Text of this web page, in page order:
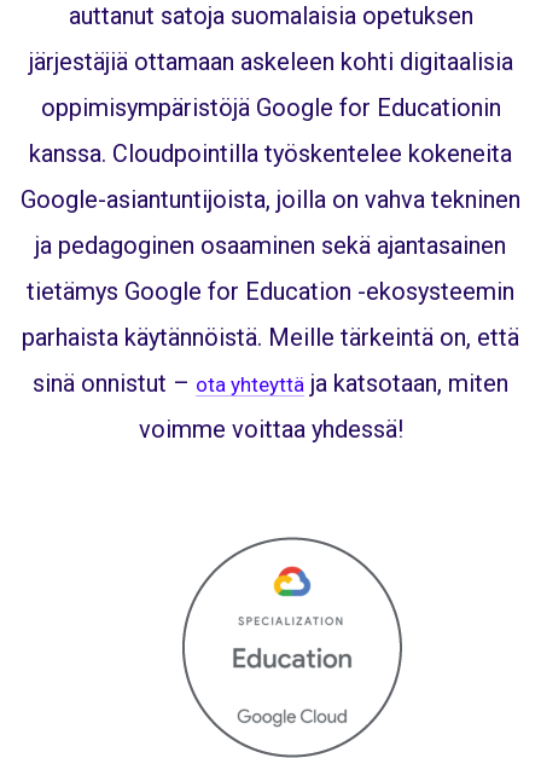
auttanut satoja suomalaisia opetuksen
järjestäjiä ottamaan askeleen kohti digitaalisia
oppimisympäristöjä Google for Educationin
kanssa. Cloudpointilla työskentelee kokeneita
Google-asiantuntijoista, joilla on vahva tekninen
ja pedagoginen osaaminen sekä ajantasainen
tietämys Google for Education -ekosysteemin
parhaista käytännöistä. Meille tärkeintä on, että
sinä onnistut – ota yhteyttä ja katsotaan, miten
voimme voittaa yhdessä!